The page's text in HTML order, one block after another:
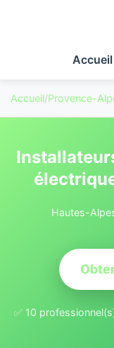
Accueil
Accueil/Provence-
Hautes-
✅ 10